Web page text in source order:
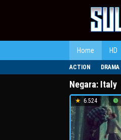
Home HD
ACTION DRAMA
Negara: Italy
6.524